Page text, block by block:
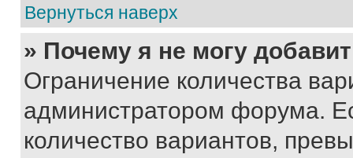
Вернуться наверх
» Почему я не могу
Ограничение количества
администратором форума.
количество вариантов,